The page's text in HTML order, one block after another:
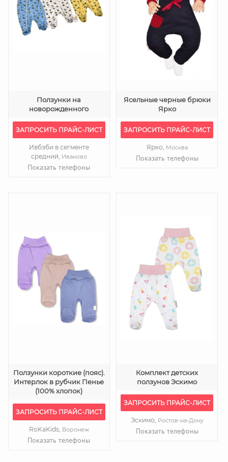
Ползунки на
новорожденного
ЗАПРОСИТЬ ПРАЙС-ЛИСТ
Ивбэби в сегменте
средний, Иваново
Показать телефоны
Ясельные черные брюки
Ярко
ЗАПРОСИТЬ ПРАЙС-ЛИСТ
Ярко, Москва
Показать телефоны
Ползунки короткие (пояс).
Интерлок в рубчик Пенье
(100% хлопок)
ЗАПРОСИТЬ ПРАЙС-ЛИСТ
RoKaKids, Воронеж
Показать телефоны
Комплект детских
ползунов Эскимо
ЗАПРОСИТЬ ПРАЙС-ЛИСТ
Эскимо, Ростов-на-Дону
Показать телефоны